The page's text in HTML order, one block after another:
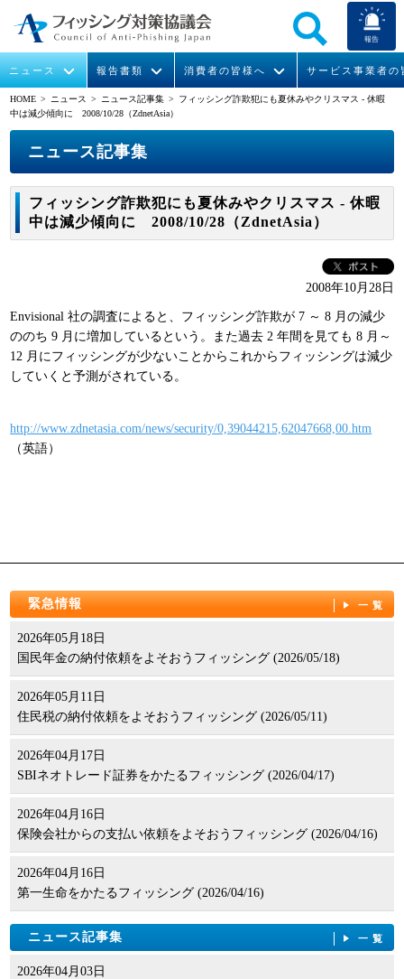
報告
ニュース
イベント
報告書類
月次報告書
消費者の皆様へ
フィッシングの報告
サービス事業者の
STOP. THINK. CONNECT.
運営委員紹介
メンバー
入会案内
HOME > ニュース > ニュース記事集 > フィッシング詐欺犯にも夏休みやクリスマス - 休暇
中は減少傾向に 2008/10/28（ZdnetAsia）
ニュース記事集
フィッシング詐欺犯にも夏休みやクリスマス - 休暇
中は減少傾向に 2008/10/28（ZdnetAsia）
2008年10月28日
Envisional 社の調査によると、フィッシング詐欺が 7 ～ 8 月の減少
ののち 9 月に増加しているという。また過去 2 年間を見ても 8 月～
12 月にフィッシングが少ないことからこれからフィッシングは減少
していくと予測がされている。
http://www.zdnetasia.com/news/security/0,39044215,62047668,00.htm
（英語）
緊急情報 一覧
2026年05月18日
国民年金の納付依頼をよそおうフィッシング (2026/05/18)
2026年05月11日
住民税の納付依頼をよそおうフィッシング (2026/05/11)
2026年04月17日
SBIネオトレード証券をかたるフィッシング (2026/04/17)
2026年04月16日
保険会社からの支払い依頼をよそおうフィッシング (2026/04/16)
2026年04月16日
第一生命をかたるフィッシング (2026/04/16)
ニュース記事集 一覧
2026年04月03日